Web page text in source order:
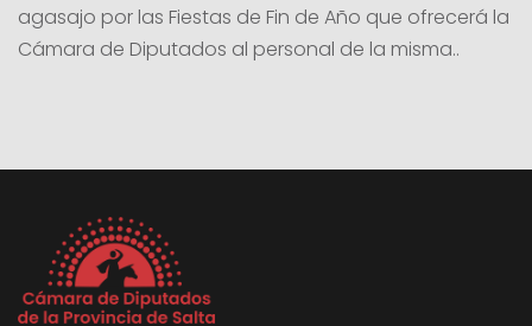
agasajo por las Fiestas de Fin de Año que ofrecerá la
Cámara de Diputados al personal de la misma..